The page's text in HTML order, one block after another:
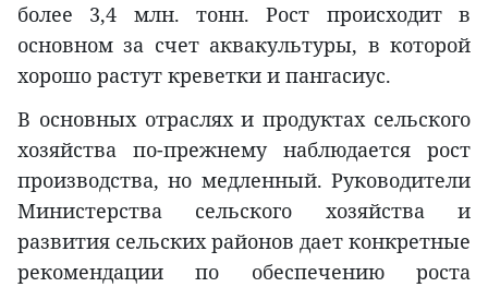
более 3,4 млн. тонн. Рост происходит в
основном за счет аквакультуры, в которой
хорошо растут креветки и пангасиус.
В основных отраслях и продуктах сельского
хозяйства по-прежнему наблюдается рост
производства, но медленный. Руководители
Министерства сельского хозяйства и
развития сельских районов дает конкретные
рекомендации по обеспечению роста